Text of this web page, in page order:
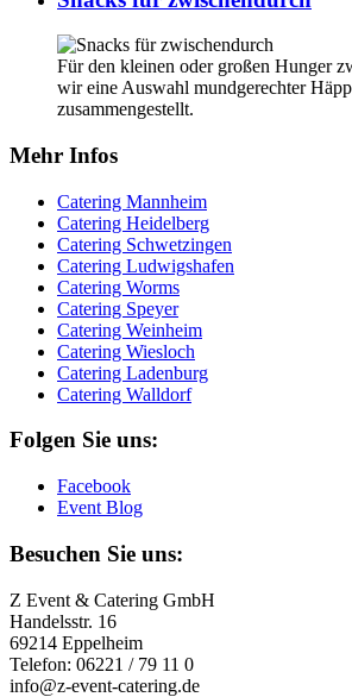
Für den kleinen oder großen Hunger
wir eine Auswahl mundgerechter
zusammengestellt.
Mehr Infos
Catering Mannheim
Catering Heidelberg
Catering Schwetzingen
Catering Ludwigshafen
Catering Worms
Catering Speyer
Catering Weinheim
Catering Wiesloch
Catering Ladenburg
Catering Walldorf
Folgen Sie uns:
Facebook
Event Blog
Besuchen Sie uns:
Z Event & Catering GmbH
Handelsstr. 16
69214 Eppelheim
Telefon: 06221 / 79 11 0
info@z-event-catering.de